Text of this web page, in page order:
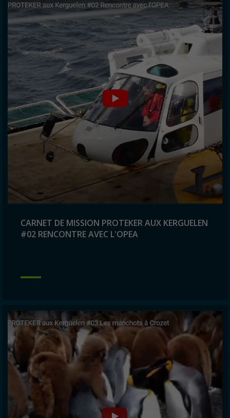
CARNET DE MISSION PROTEKER AUX KERGUELEN
#02 RENCONTRE AVEC L'OPEA